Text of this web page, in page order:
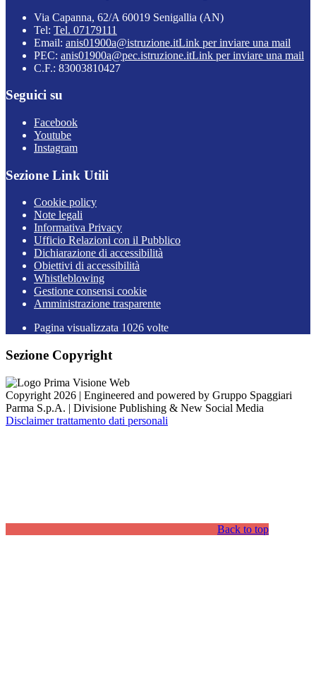
Via Capanna, 62/A 60019 Senigallia (AN)
Tel: Tel. 07179111
Email: anis01900a@istruzione.itLink per inviare una mail
PEC: anis01900a@pec.istruzione.itLink per inviare una mail
C.F.: 83003810427
Seguici su
Facebook
Youtube
Instagram
Sezione Link Utili
Cookie policy
Note legali
Informativa Privacy
Ufficio Relazioni con il Pubblico
Dichiarazione di accessibilità
Obiettivi di accessibilità
Whistleblowing
Gestione consensi cookie
Amministrazione trasparente
Pagina visualizzata 1026 volte
Sezione Copyright
Copyright 2026 | Engineered and powered by Gruppo Spaggiari
Parma S.p.A. | Divisione Publishing & New Social Media
Disclaimer trattamento dati personali
Back to top